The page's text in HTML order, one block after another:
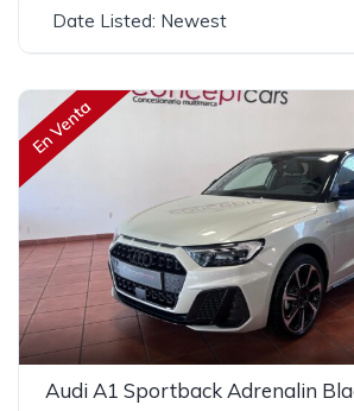
Date Listed: Newest
En Venta